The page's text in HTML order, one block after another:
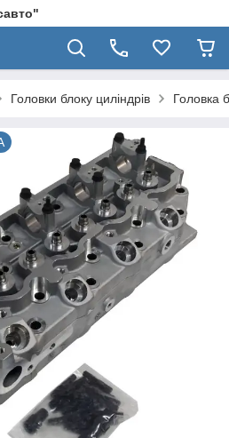
Головки блоку циліндрів Головка